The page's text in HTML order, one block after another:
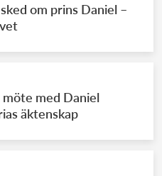
om prins Daniel –
möte med Daniel
äktenskap